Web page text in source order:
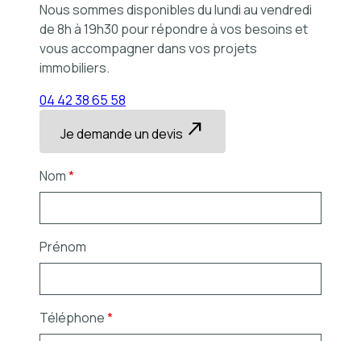
Nous sommes disponibles du lundi au vendredi
de 8h à 19h30 pour répondre à vos besoins et
vous accompagner dans vos projets
immobiliers.
04 42 38 65 58
Je demande un devis north_east
Nom*
Prénom
Téléphone*